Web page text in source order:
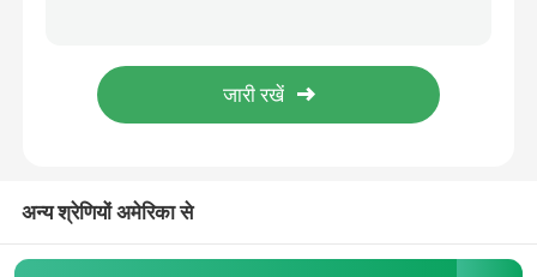
कॉपर निकल पट्टी
आयरन निकल मिश्र धातु पट्टी
अन्य श्रेणियों अमेरिका से